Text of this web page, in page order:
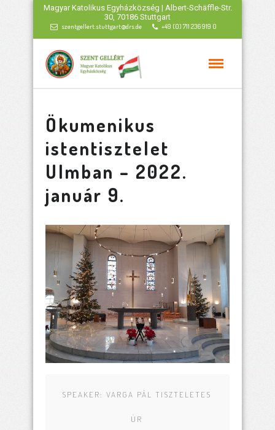
Magyar Katolikus Egyházközség | Albert-Schäffle-Str.
30, 70186 Stuttgart
szentgellert.stuttgart@drs.de +49 (0) 711 236 919 0
Ökumenikus
istentisztelet
Ulmban – 2022.
január 9.
SPEAKER: VARGA PÁL TISZTELETES
ÚR